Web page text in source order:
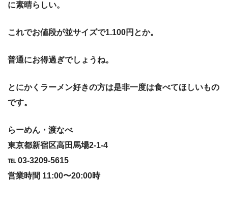
に素晴らしい。
これでお値段が並サイズで1.100円とか。
普通にお得過ぎでしょうね。
とにかくラーメン好きの方は是非一度は食べてほしいもの
です。
らーめん・渡なべ
東京都新宿区高田馬場2-1-4
℡ 03-3209-5615
営業時間 11:00〜20:00時